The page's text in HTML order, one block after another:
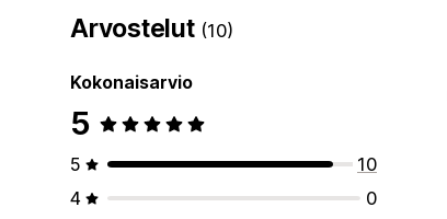
Arvostelut (10)
Kokonaisarvio
5
5
10
4
0